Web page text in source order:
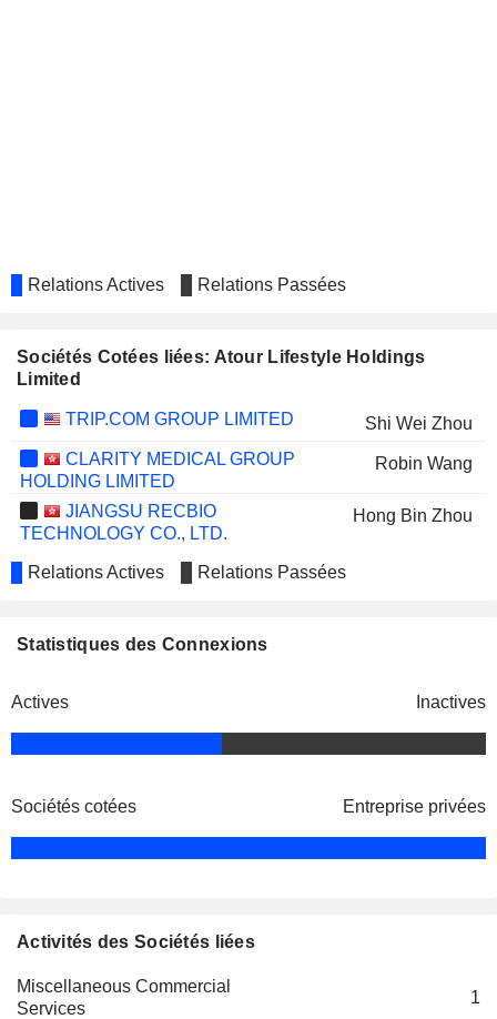
Relations Actives Relations Passées
Sociétés Cotées liées: Atour Lifestyle Holdings
Limited
TRIP.COM GROUP LIMITED
Shi Wei Zhou
CLARITY MEDICAL GROUP
HOLDING LIMITED
Robin Wang
JIANGSU RECBIO
TECHNOLOGY CO., LTD.
Hong Bin Zhou
Relations Actives Relations Passées
Statistiques des Connexions
Actives Inactives
Sociétés cotées Entreprise privées
Activités des Sociétés liées
Miscellaneous Commercial
Services
1